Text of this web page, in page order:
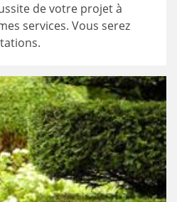
de votre projet à
services. Vous serez